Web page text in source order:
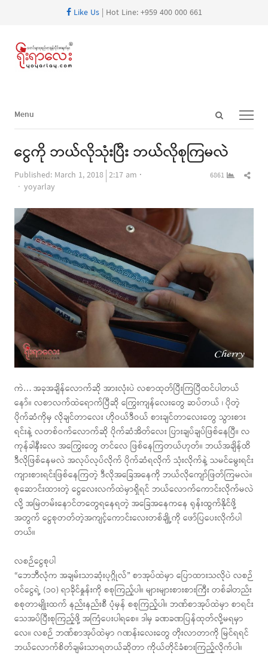
Like Us| Hot Line: +959 400 000 661
Open
Menu
Menu
ငွေကို ဘယ်လိုသုံးပြီး ဘယ်လိုစုကြမလဲ
Published: March 1, 2018 2:17 am
Author
yoyarlay
6861
ကဲ… အခုအချိန်လောက်ဆို အားလုံးပဲ လစာထုတ်ပြီးကြပြီထင်ပါတယ်
နော်။ လစာလက်ထဲရောက်ပြီဆို ကြွေးကျန်လေးတွေ ဆပ်တယ် ၊ ပိုတဲ့
ပိုက်ဆံကိုမှ လိုချင်တာလေး ဟိုဝယ်ဒီဝယ် စားချင်တာလေးတွေ သွားစား
ရင်းနဲ့ လတစ်ဝက်လောက်ဆို ပိုက်ဆံအိတ်လေး ပြားချပ်ချပ်ဖြစ်နေပြီ။ လ
ကုန်ခါနီးလေ အကြွေးတွေ တင်လေ ဖြစ်နေကြတယ်ဟုတ်။ ဘယ်အချိန်ထိ
ဒီလိုဖြစ်နေမလဲ အလုပ်လုပ်လိုက် ပိုက်ဆံရလိုက် သုံးလိုက်နဲ့ သမင်မွေးရင်း
ကျားစားရင်းဖြစ်နေကြတဲ့ ဒီလိုအခြေအနေကို ဘယ်လိုကျော်ဖြတ်ကြမလဲ။
စုဆောင်းထားတဲ့ ငွေလေးလက်ထဲမှာရှိရင် ဘယ်လောက်ကောင်းလိုက်မလဲ
လို့ အမြဲတမ်းနောင်တတွေရနေရတဲ့ အခြေအနေကနေ ရုန်းထွက်နိုင်ဖို့
အတွက် ငွေစုတတ်တဲ့အကျင့်ကောင်းလေးတစ်ချို့ကို ဖော်ပြပေးလိုက်ပါ
တယ်။
လစဉ်ငွေစုပါ
“ဘေဘီလုံက အချမ်းသာဆုံးပုဂ္ဂိုလ်” စာအုပ်ထဲမှာ ပြောထားသလိုပဲ လစဉ်
ဝင်ငွေရဲ့ (၁ဝ) ရာခိုင်နှုန်းကို စစုကြည့်ပါ။ များများစားစားကြီး တစ်ခါတည်း
စစုတာမျိုးထက် နည်းနည်းစီ ပုံမှန် စစုကြည့်ပါ။ ဘဏ်စာအုပ်ထဲမှာ စာရင်း
သေအပ်ပြီးစုကြည့်ဖို့ အကြံပေးပါရစေ။ ဒါမှ ခဏခဏပြန်ထုတ်လို့မရမှာ
လေ။ လစဉ် ဘဏ်စာအုပ်ထဲမှာ ဂဏန်းလေးတွေ တိုးလာတာကို မြင်ရရင်
ဘယ်လောက်စိတ်ချမ်းသာရတယ်ဆိုတာ ကိုယ်တိုင်ခံစားကြည့်လိုက်ပါ။